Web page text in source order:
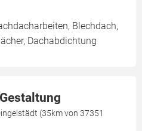
Blechdach,
Dachabdichtung
(35km von 37351